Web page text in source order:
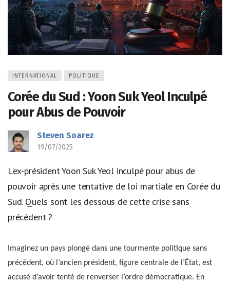
INTERNATIONAL POLITIQUE
Corée du Sud : Yoon Suk Yeol Inculpé
pour Abus de Pouvoir
Steven Soarez
19/07/2025
L'ex-président Yoon Suk Yeol inculpé pour abus de
pouvoir après une tentative de loi martiale en Corée du
Sud. Quels sont les dessous de cette crise sans
précédent ?
Imaginez un pays plongé dans une tourmente politique sans
précédent, où l’ancien président, figure centrale de l’État, est
accusé d’avoir tenté de renverser l’ordre démocratique. En